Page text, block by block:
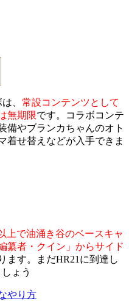
、 常設コンテンツとして
無期限です。コラボコンテ
備やブランカちゃんのオト
着せ替えなどが入手できま
上で油涌き谷のベースキャ
纂者・クイン」からサイド
ます。まだHR21に到達し
ょう
やり方